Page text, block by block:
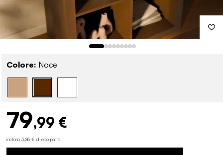
Colore: Noce
79,99 €
incluso 3,86 € di eco-parte.